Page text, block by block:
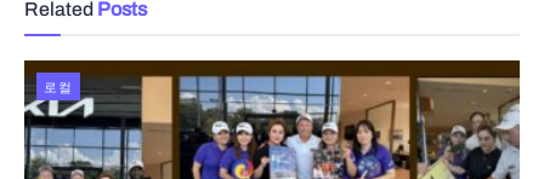
Related Posts
로컬